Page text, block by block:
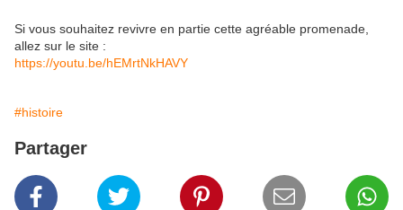
Si vous souhaitez revivre en partie cette agréable promenade,
allez sur le site :
https://youtu.be/hEMrtNkHAVY
#histoire
Partager